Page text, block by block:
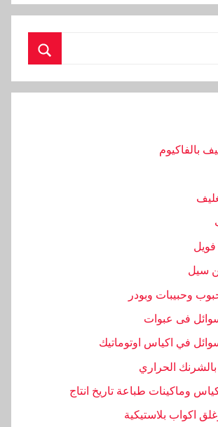
سيل
وحبيبات وبودر
فى عبوات
في اكياس اوتوماتيك
الحراري
وماكينات طباعة تاريخ انتاج
اكواب بلاستيكية